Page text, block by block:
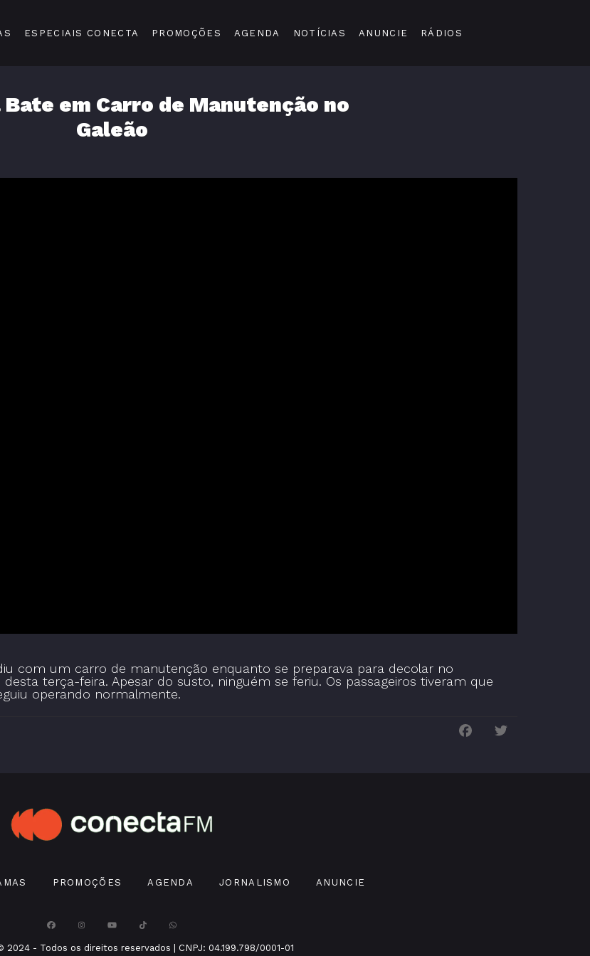
ESPECIAIS CONECTA PROMOÇÕES AGENDA NOTÍCIAS ANUNCIE RÁDIOS
Bate em Carro de Manutenção no
Galeão
com um carro de manutenção enquanto se preparava para decolar no
terça-feira. Apesar do susto, ninguém se feriu. Os passageiros tiveram que
operando normalmente.
PROMOÇÕES AGENDA JORNALISMO ANUNCIE
2024 - Todos os direitos reservados | CNPJ: 04.199.798/0001-01